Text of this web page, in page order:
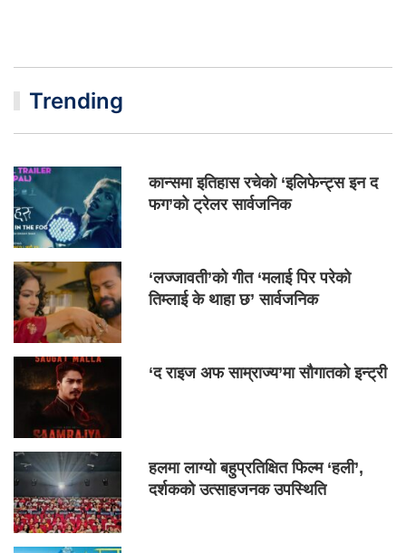
Trending
कान्समा इतिहास रचेको ‘इलिफेन्ट्स इन द
फग’को ट्रेलर सार्वजनिक
‘लज्जावती’को गीत ‘मलाई पिर परेको
तिम्लाई के थाहा छ’ सार्वजनिक
‘द राइज अफ साम्राज्य’मा सौगातको इन्ट्री
हलमा लाग्यो बहुप्रतिक्षित फिल्म ‘हली’,
दर्शकको उत्साहजनक उपस्थिति